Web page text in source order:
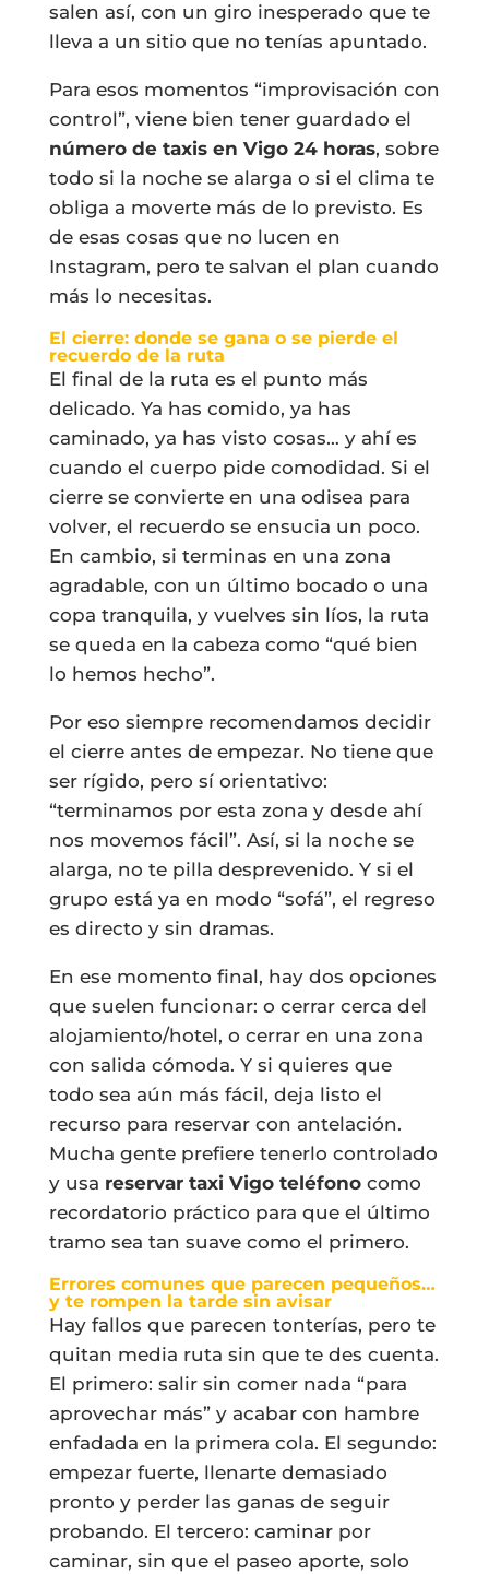
salen así, con un giro inesperado que te
lleva a un sitio que no tenías apuntado.
Para esos momentos “improvisación con
control”, viene bien tener guardado el
número de taxis en Vigo 24 horas, sobre
todo si la noche se alarga o si el clima te
obliga a moverte más de lo previsto. Es
de esas cosas que no lucen en
Instagram, pero te salvan el plan cuando
más lo necesitas.
El cierre: donde se gana o se pierde el
recuerdo de la ruta
El final de la ruta es el punto más
delicado. Ya has comido, ya has
caminado, ya has visto cosas… y ahí es
cuando el cuerpo pide comodidad. Si el
cierre se convierte en una odisea para
volver, el recuerdo se ensucia un poco.
En cambio, si terminas en una zona
agradable, con un último bocado o una
copa tranquila, y vuelves sin líos, la ruta
se queda en la cabeza como “qué bien
lo hemos hecho”.
Por eso siempre recomendamos decidir
el cierre antes de empezar. No tiene que
ser rígido, pero sí orientativo:
“terminamos por esta zona y desde ahí
nos movemos fácil”. Así, si la noche se
alarga, no te pilla desprevenido. Y si el
grupo está ya en modo “sofá”, el regreso
es directo y sin dramas.
En ese momento final, hay dos opciones
que suelen funcionar: o cerrar cerca del
alojamiento/hotel, o cerrar en una zona
con salida cómoda. Y si quieres que
todo sea aún más fácil, deja listo el
recurso para reservar con antelación.
Mucha gente prefiere tenerlo controlado
y usa reservar taxi Vigo teléfonocomo
recordatorio práctico para que el último
tramo sea tan suave como el primero.
Errores comunes que parecen pequeños…
y te rompen la tarde sin avisar
Hay fallos que parecen tonterías, pero te
quitan media ruta sin que te des cuenta.
El primero: salir sin comer nada “para
aprovechar más” y acabar con hambre
enfadada en la primera cola. El segundo:
empezar fuerte, llenarte demasiado
pronto y perder las ganas de seguir
probando. El tercero: caminar por
caminar, sin que el paseo aporte, solo